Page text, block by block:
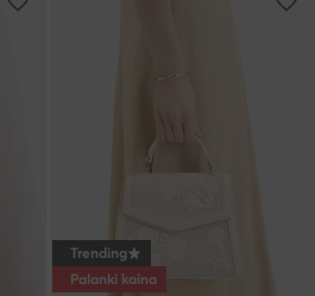
Trending
Palanki kaina